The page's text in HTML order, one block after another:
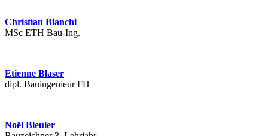
Christian Bianchi
MSc ETH Bau-Ing.
Etienne Blaser
dipl. Bauingenieur FH
Noël Bleuler